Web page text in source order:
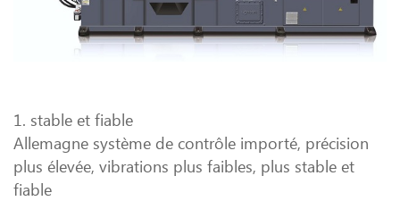
1. stable et fiable
Allemagne système de contrôle importé, précision
plus élevée, vibrations plus faibles, plus stable et
fiable